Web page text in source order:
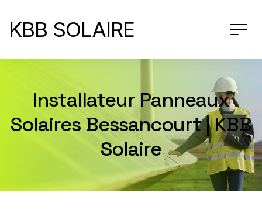
KBB SOLAIRE
Installateur Panneaux
Solaires Bessancourt | KBB
Solaire